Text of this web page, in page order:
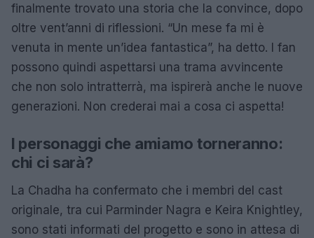
finalmente trovato una storia che la convince, dopo
oltre vent’anni di riflessioni. “Un mese fa mi è
venuta in mente un’idea fantastica”, ha detto. I fan
possono quindi aspettarsi una trama avvincente
che non solo intratterrà, ma ispirerà anche le nuove
generazioni. Non crederai mai a cosa ci aspetta!
I personaggi che amiamo torneranno:
chi ci sarà?
La Chadha ha confermato che i membri del cast
originale, tra cui Parminder Nagra e Keira Knightley,
sono stati informati del progetto e sono in attesa di